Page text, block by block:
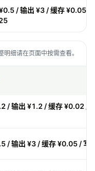
/ 输出 ¥3 / 缓存 ¥0.05 /
细请在页面中按需查看。
/ 输出 ¥1.2 / 缓存 ¥0.02 /
/ 输出 ¥3 / 缓存 ¥0.05 / 写